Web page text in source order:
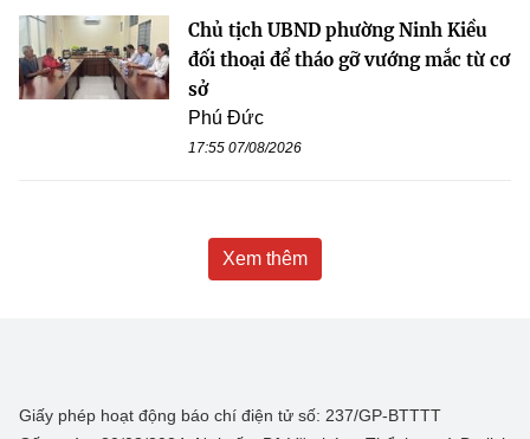
Chủ tịch UBND phường Ninh Kiều
đối thoại để tháo gỡ vướng mắc từ cơ
sở
Phú Đức
17:55 07/08/2026
Xem thêm
Giấy phép hoạt động báo chí điện tử số: 237/GP-BTTTT